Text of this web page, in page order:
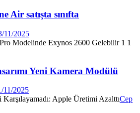
Air satışta sınıfta
11/2025
Yeni Kamera Modülü
11/2025
Cep